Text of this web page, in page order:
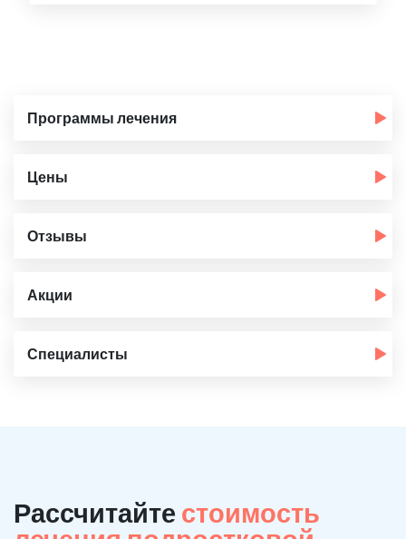
Программы лечения
Цены
Отзывы
Акции
Специалисты
Рассчитайте стоимость